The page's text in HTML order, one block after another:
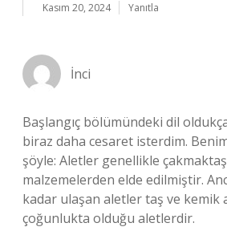
Kasım 20, 2024 Yanıtla
İnci
Başlangıç bölümündeki dil
biraz daha cesaret isterdim. Benim
şöyle: Aletler genellikle
malzemelerden elde edilmiştir.
kadar ulaşan aletler taş ve kemik
çoğunlukta olduğu aletlerdir.